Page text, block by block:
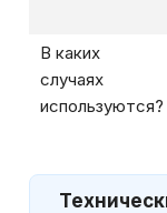
В каких
случаях
используются?